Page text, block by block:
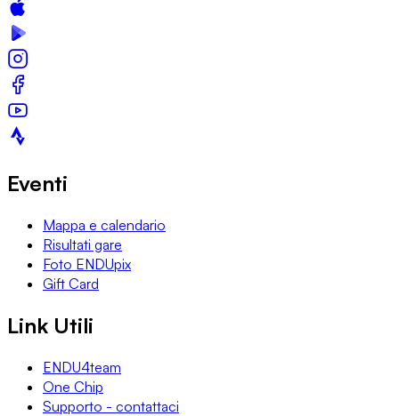
Eventi
Mappa e calendario
Risultati gare
Foto ENDUpix
Gift Card
Link Utili
ENDU4team
One Chip
Supporto - contattaci